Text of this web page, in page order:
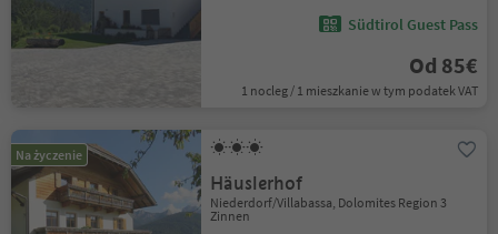
Südtirol Guest Pass
Od 85€
1 nocleg / 1 mieszkanie w tym podatek VAT
Na życzenie
Häuslerhof
Niederdorf/Villabassa, Dolomites Region 3
Zinnen